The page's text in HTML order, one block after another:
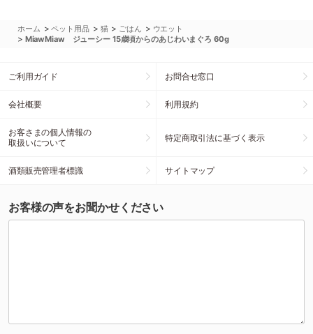
ホーム >ペット用品 > 猫 > ごはん > ウエット
> MiawMiaw ジューシー 15歳頃からのあじわいまぐろ 60g
ご利用ガイド お問合せ窓口
会社概要 利用規約
お客さまの個人情報の
取扱いについて
特定商取引法に基づく表示
酒類販売管理者標識 サイトマップ
お客様の声をお聞かせください